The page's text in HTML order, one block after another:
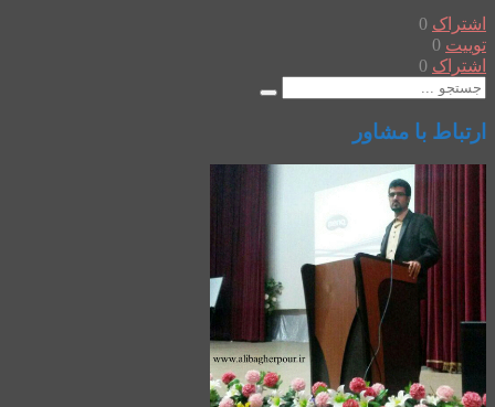
اشتراک 0
توییت 0
اشتراک 0
ارتباط با مشاور